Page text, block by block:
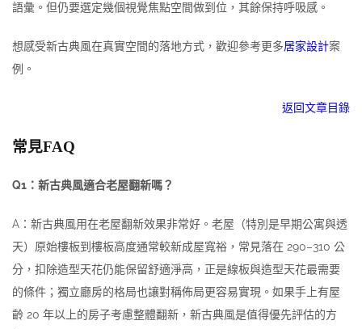
語彙。但仍要選定幾個視覺焦點空間做到位，其餘保持呼吸感。
想感受新古典風在真實空間的落地方式，歡迎參考更多居家設計案
例。
返回文章目錄
常見FAQ
Q1：新古典風適合老屋翻新嗎？
A：新古典風用在老屋翻新效果非常好。老屋（特別是早期公寓與透
天）原始樓板到樓板高度通常較新成屋寬裕，常見落在 290–310 公
分，扣除造型天花仍能保留舒適淨高，正是線板與造型天花最需要
的條件；獨立廳房的格局也讓對稱佈局更容易實現。如果手上有屋
齡 20 年以上的房子考慮整體翻新，新古典風是值得優先評估的方